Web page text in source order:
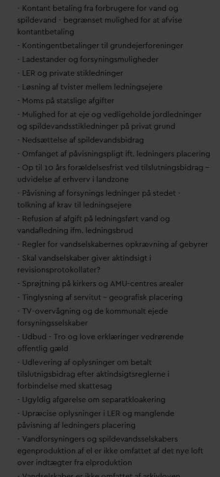
- Kontant betaling fra forbrugere for vand og
spildevand - begrænset mulighed for at afvise
kontantbetaling
- Kontingentbetalinger til grundejerforeninger
- Ladestander og forsyningsmuligheder
- LER og private stikledninger
- Løsning af tvister mellem ledningsejere
- Moms på statslige afgifter
- Mulighed for at eje og vedligeholde jordledninger
og spildevandsstikledninger på privat grund
- Nedsættelse af spildevandsbidrag
- Omfanget af påvisningspligt ift. ledningers placering
- Op til 10 års forældelsesfrist ved tilslutningsbidrag –
udvidelse af erhverv i landzone
- Påvisning af forsynings ledninger på stedet -
tolkning af krav til ledningsejere
- Refusion af afgift på ledningsført vand og
vandafledning ifm. ledningsbrud
- Regler for vandselskabernes opkrævning af gebyrer
- Skal vandselskaber giver aktindsigt i
revisionsprotokollater?
- Sprøjtning på kirkers og AMU-centres arealer
- Tinglysning af servitut – geografisk placering
- TV-overvågning og de kommunalt ejede
forsyningsselskaber
- Udbud - Tro og love erklæringer vedrørende
offentlig gæld
- Udlevering af oplysninger om betalt
tilslutnigsbidrag efter aktindsigtsreglerne i
forbindelse med skattesag
- Ugyldig afgørelse om separatkloakering
- Upræcise oplysninger i LER og manglende
påvisning af ledningers placering
- Vandforsyningers og spildevandsselskabers
egenproduktion af el er ikke omfattet af det nye loft
over indtægter fra elproduktion